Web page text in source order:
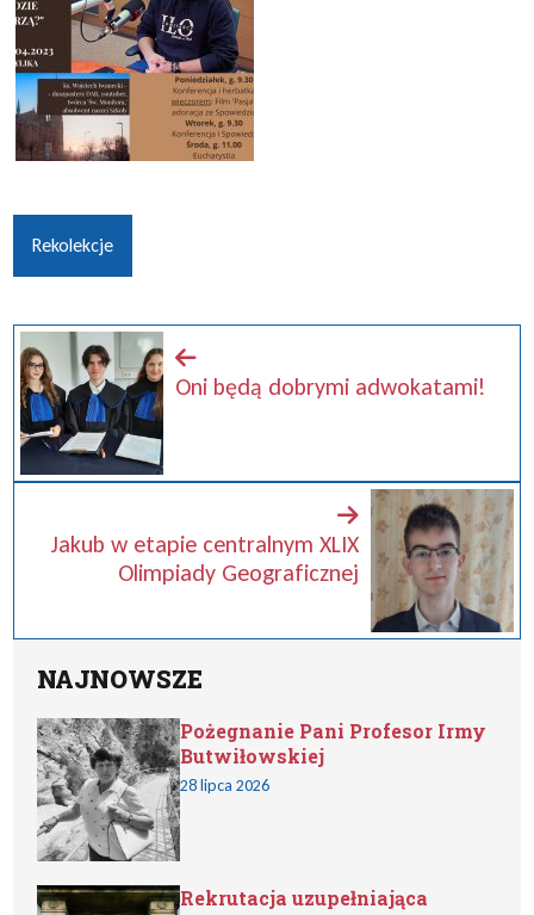
Rekolekcje
Oni będą dobrymi adwokatami!
Jakub w etapie centralnym XLIX
Olimpiady Geograficznej
NAJNOWSZE
Pożegnanie Pani Profesor Irmy
Butwiłowskiej
28 lipca 2026
Rekrutacja uzupełniająca